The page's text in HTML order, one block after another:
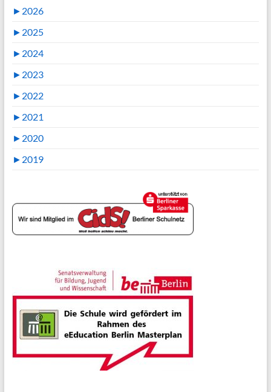
► 2026
► 2025
► 2024
► 2023
► 2022
► 2021
► 2020
► 2019